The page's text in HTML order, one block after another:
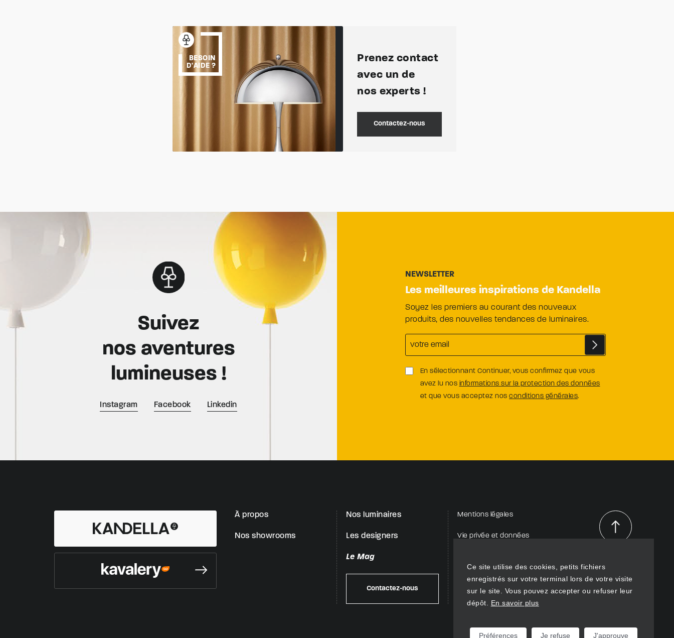
BESOIN
D'AIDE ?
Prenez contact
avec un de
nos experts !
Contactez-nous
Suivez
nos aventures
lumineuses !
Instagram Facebook Linkedin
NEWSLETTER
Les meilleures inspirations de Kandella
Soyez les premiers au courant des nouveaux
produits, des nouvelles tendances de luminaires.
En sélectionnant Continuer, vous confirmez que vous
avez lu nos informations sur la protection des données
et que vous acceptez nos conditions générales.
À propos
Nos showrooms
Nos luminaires
Les designers
Le Mag
Contactez-nous
Mentions légales
Vie privée et données
Ce site utilise des cookies, petits fichiers
enregistrés sur votre terminal lors de votre visite
sur le site. Vous pouvez accepter ou refuser leur
dépôt. En savoir plus
Préférences Je refuse J'approuve